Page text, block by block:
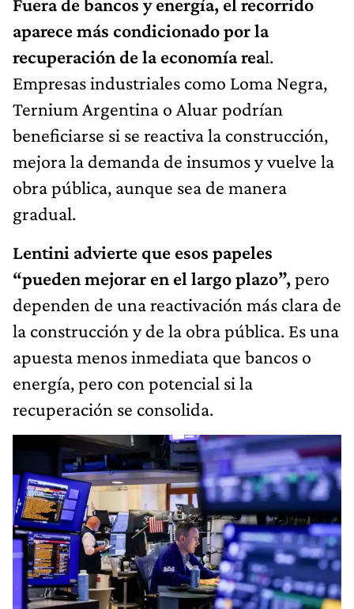
aparece más condicionado por la
recuperación de la economía real.
Empresas industriales como Loma Negra,
Ternium Argentina o Aluar podrían
beneficiarse si se reactiva la construcción,
mejora la demanda de insumos y vuelve la
obra pública, aunque sea de manera
gradual.
Lentini advierte que esos papeles
“pueden mejorar en el largo plazo”,pero
dependen de una reactivación más clara de
la construcción y de la obra pública. Es una
apuesta menos inmediata que bancos o
energía, pero con potencial si la
recuperación se consolida.